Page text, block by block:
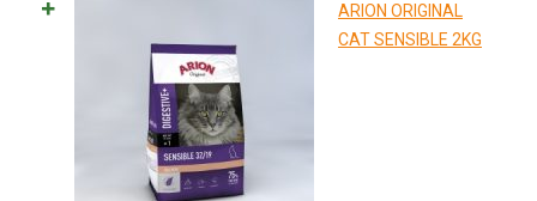
ARION ORIGINAL
CAT SENSIBLE 2KG